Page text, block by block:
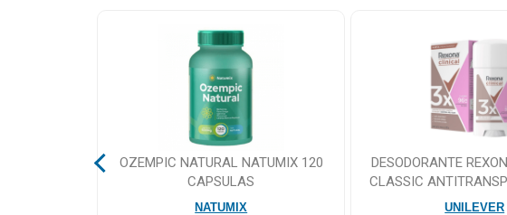
OZEMPIC NATURAL NATUMIX 120
CAPSULAS
NATUMIX
DESODORANTE
CLASSIC
CREME 58G
UNILEVER